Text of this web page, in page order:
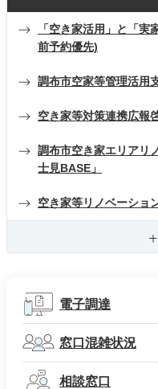
「空き家活用」と「
前予約優先)
調布市空家等管理活用
空き家等対策連携広報
調布市空き家エリアリ
士見BASE」
空き家等リノベーショ
電子調達
窓口混雑状況
相談窓口